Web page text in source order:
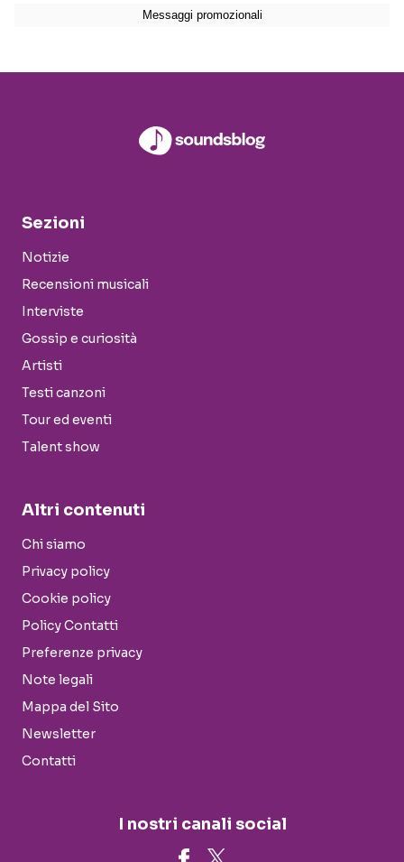
Sezioni
Notizie
Recensioni musicali
Interviste
Gossip e curiosità
Artisti
Testi canzoni
Tour ed eventi
Talent show
Altri contenuti
Chi siamo
Privacy policy
Cookie policy
Policy Contatti
Preferenze privacy
Note legali
Mappa del Sito
Newsletter
Contatti
I nostri canali social